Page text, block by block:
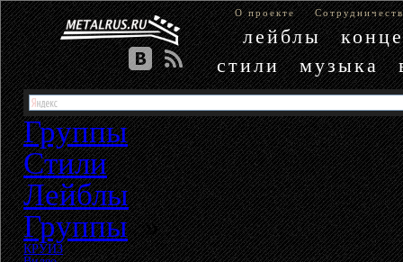
О проекте
лейблы
стили
музыка
Группы
Стили
Лейблы
Группы»
КРУИЗ»